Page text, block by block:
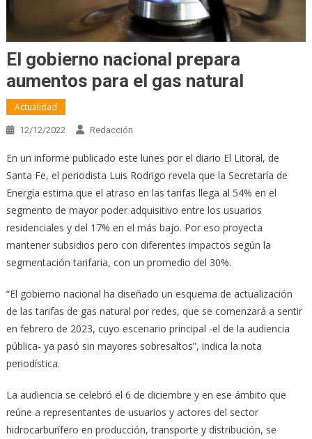
El gobierno nacional prepara
aumentos para el gas natural
Actualidad
12/12/2022 Redacción
En un informe publicado este lunes por el diario El Litoral, de
Santa Fe, el periodista Luis Rodrigo revela que la Secretaría de
Energía estima que el atraso en las tarifas llega al 54% en el
segmento de mayor poder adquisitivo entre los usuarios
residenciales y del 17% en el más bajo. Por eso proyecta
mantener subsidios pero con diferentes impactos según la
segmentación tarifaria, con un promedio del 30%.
“El gobierno nacional ha diseñado un esquema de actualización
de las tarifas de gas natural por redes, que se comenzará a sentir
en febrero de 2023, cuyo escenario principal -el de la audiencia
pública- ya pasó sin mayores sobresaltos”, indica la nota
periodística.
La audiencia se celebró el 6 de diciembre y en ese ámbito que
reúne a representantes de usuarios y actores del sector
hidrocarburífero en producción, transporte y distribución, se